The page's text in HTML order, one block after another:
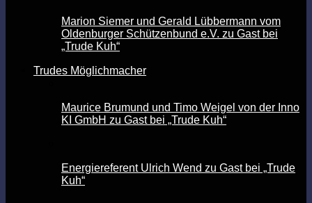
Marion Siemer und Gerald Lübbermann vom
Oldenburger Schützenbund e.V. zu Gast bei
„Trude Kuh“
Trudes Möglichmacher
Maurice Brumund und Timo Weigel von der Inno
KI GmbH zu Gast bei „Trude Kuh“
Energiereferent Ulrich Wend zu Gast bei „Trude
Kuh“